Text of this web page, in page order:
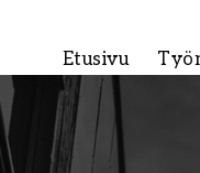
Etusivu